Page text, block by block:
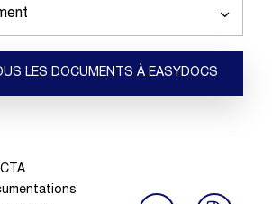
LES DOCUMENTS À EASYDOCS